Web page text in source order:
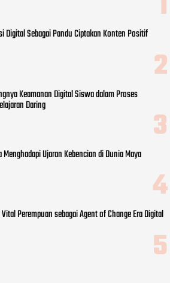
Digital Sebagai Pandu Ciptakan Konten Positif
Keamanan Digital Siswa dalam Proses
Daring
Menghadapi Ujaran Kebencian di Dunia Maya
Perempuan sebagai Agent of Change Era Digital